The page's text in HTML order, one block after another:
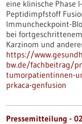
eine klinische Phase
Peptidimpfstoff
Immuncheckpoint-
bei
Karzinom und
https://
bw.de/fachbeitrag/
tumorpatientinnen-
prkaca-genfusion
Pressemitteilung -